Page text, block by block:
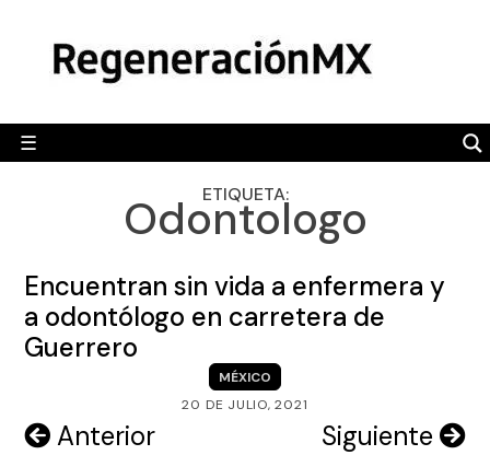
content
☰
POLÍTICA
CAMALEÓN
OPINIÓN
ENGLISH SECTION
ETIQUETA:
Odontologo
Encuentran sin vida a enfermera y
a odontólogo en carretera de
Guerrero
MÉXICO
20 DE JULIO, 2021
Navegación
Anterior Siguiente